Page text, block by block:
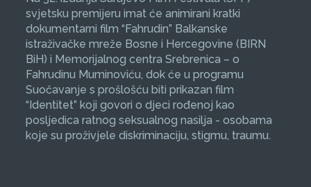
svjetsku premijeru imat će animirani kratki
dokumentarni film “Fahrudin” Balkanske
istraživačke mreže Bosne i Hercegovine (BIRN
BiH) i Memorijalnog centra Srebrenica – o
Fahrudinu Muminoviću, dok će u programu
Suočavanje s prošlošću biti prikazan film
“Identitet” koji govori o djeci rođenoj kao
posljedica ratnog seksualnog nasilja - osobama
koje su proživjele diskriminaciju, stigmu, traumu.